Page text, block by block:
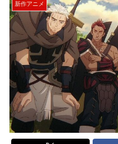
新作アニメ